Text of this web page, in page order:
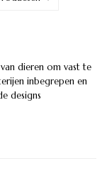
dieren om vast te
inbegrepen en
designs